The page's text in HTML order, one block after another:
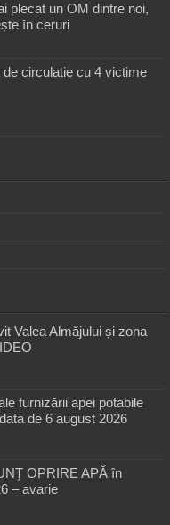
plecat un OM dintre noi,
în ceruri
circulatie cu 4 victime
Valea Almăjului și zona
furnizării apei potabile
de 6 august 2026
OPRIRE APĂ în
– avarie